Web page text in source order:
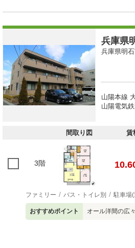
兵庫県
兵庫県明
山陽本線
山陽電気
間取り図 賃
3階
ファミリー バス・トイレ別 駐車場
おすすめポイント オール洋間の広